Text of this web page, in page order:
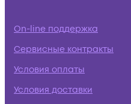
On-line поддержка
Сервисные контракты
Условия оплаты
Условия доставки